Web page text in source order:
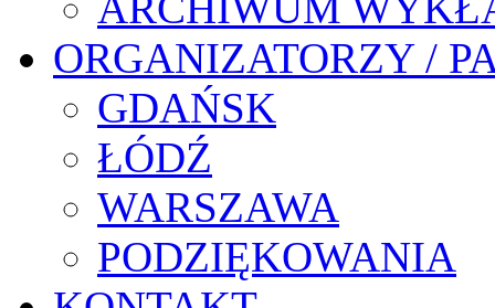
ORGANIZATORZY /
GDAŃSK
ŁÓDŹ
WARSZAWA
PODZIĘKOWANIA